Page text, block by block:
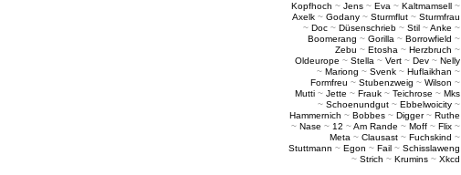
Kopfhoch ~ Jens ~ Eva ~ Kaltmamsell ~
Axelk ~ Godany ~ Sturmflut ~ Sturmfrau
~ Doc ~ Düsenschrieb ~ Stil ~Anke ~
Boomerang ~ Gorilla ~ Borrowfield ~
Zebu ~ Etosha ~ Herzbruch ~
Oldeurope ~ Stella ~ Vert ~ Dev ~ Nelly
~ Mariong ~ Svenk ~ Huflaikhan ~
Formfreu ~ Stubenzweig ~ Wilson ~
Mutti ~ Jette ~ Frauk ~ Teichrose ~ Mks
~ Schoenundgut ~ Ebbelwoicity ~
Hammernich ~ Bobbes ~ Digger~ Ruthe
~ Nase ~ 12 ~Am Rande ~ Moff ~ Flix ~
Meta ~ Clausast ~ Fuchskind ~
Stuttmann ~ Egon ~ Fail ~ Schisslaweng
~ Strich ~ Krumins ~ Xkcd